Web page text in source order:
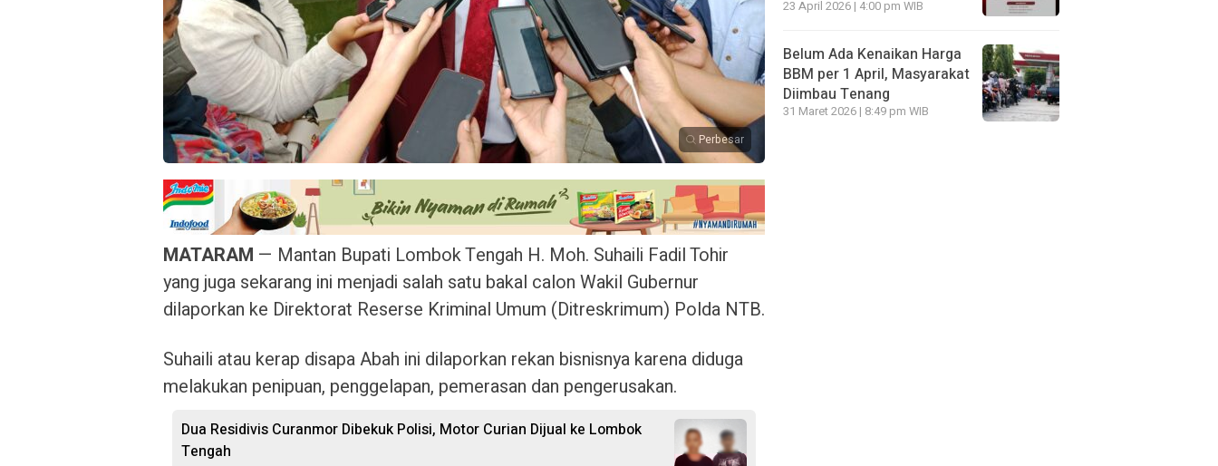
Perbesar
MATARAM — Mantan Bupati Lombok Tengah H. Moh. Suhaili Fadil Tohir
yang juga sekarang ini menjadi salah satu bakal calon Wakil Gubernur
dilaporkan ke Direktorat Reserse Kriminal Umum (Ditreskrimum) Polda NTB.
Suhaili atau kerap disapa Abah ini dilaporkan rekan bisnisnya karena diduga
melakukan penipuan, penggelapan, pemerasan dan pengerusakan.
Dua Residivis Curanmor Dibekuk Polisi, Motor Curian Dijual ke Lombok
Tengah
23 April 2026 | 4:00 pm WIB
Belum Ada Kenaikan Harga
BBM per 1 April, Masyarakat
Diimbau Tenang
31 Maret 2026 | 8:49 pm WIB